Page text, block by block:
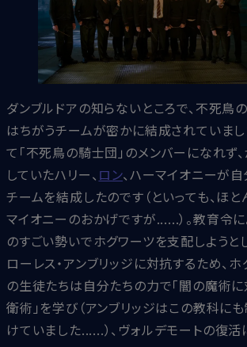
ダンブルドアの知らないところで、不死鳥
はちがうチームが密かに結成されていまし
て「不死鳥の騎士団」のメンバーになれず
していたハリー、 ロン、ハーマイオニーが
チームを結成したのです（といっても、ほと
マイオニーのおかげですが......）。教育令に
のすごい勢いでホグワーツを支配しようと
ローレス・アンブリッジに対抗するため、ホ
の生徒たちは自分たちの力で「闇の魔術
衛術」を学び（アンブリッジはこの教科に
けていました......）、ヴォルデモートの復活